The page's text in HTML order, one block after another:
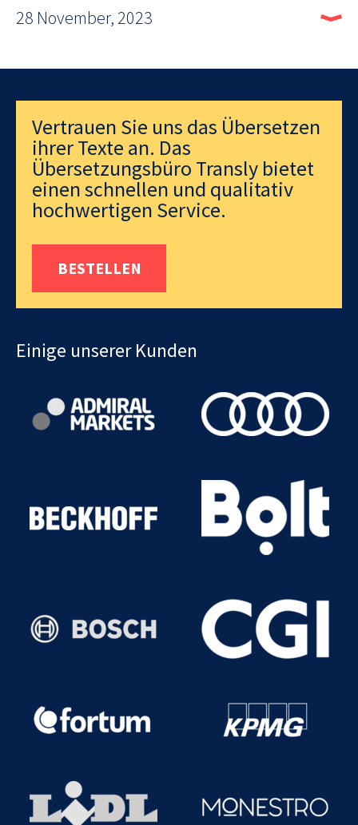
28 November, 2023
Vertrauen Sie uns das Übersetzen
ihrer Texte an. Das
Übersetzungsbüro Transly bietet
einen schnellen und qualitativ
hochwertigen Service.
BESTELLEN
Einige unserer Kunden